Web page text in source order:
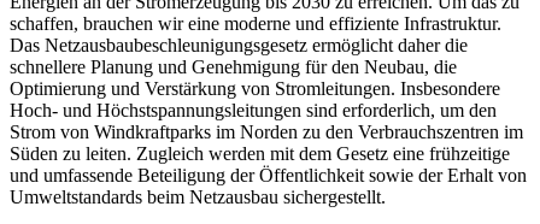
schaffen, brauchen wir eine moderne und effiziente Infrastruktur.
Das Netzausbaubeschleunigungsgesetz ermöglicht daher die
schnellere Planung und Genehmigung für den Neubau, die
Optimierung und Verstärkung von Stromleitungen. Insbesondere
Hoch- und Höchstspannungsleitungen sind erforderlich, um den
Strom von Windkraftparks im Norden zu den Verbrauchszentren im
Süden zu leiten. Zugleich werden mit dem Gesetz eine frühzeitige
und umfassende Beteiligung der Öffentlichkeit sowie der Erhalt von
Umweltstandards beim Netzausbau sichergestellt.